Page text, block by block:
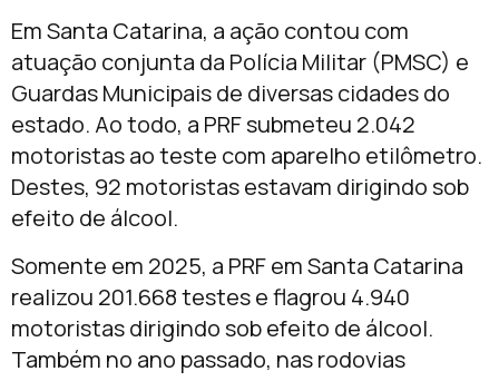
Em Santa Catarina, a ação contou com
atuação conjunta da Polícia Militar (PMSC) e
Guardas Municipais de diversas cidades do
estado. Ao todo, a PRF submeteu 2.042
motoristas ao teste com aparelho etilômetro.
Destes, 92 motoristas estavam dirigindo sob
efeito de álcool.
Somente em 2025, a PRF em Santa Catarina
realizou 201.668 testes e flagrou 4.940
motoristas dirigindo sob efeito de álcool.
Também no ano passado, nas rodovias